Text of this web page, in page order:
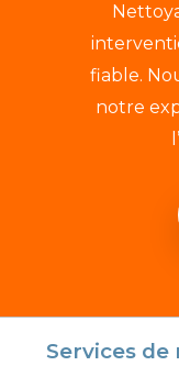
fiable.
notre
Services